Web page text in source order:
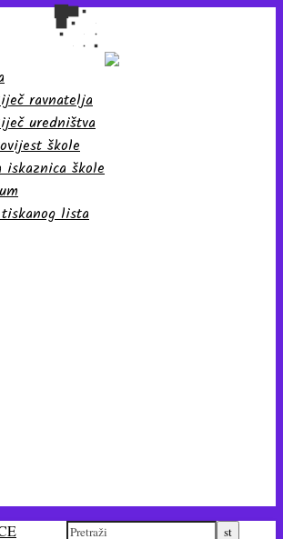
ravnatelja
uredništva
škole
iskaznica škole
lista